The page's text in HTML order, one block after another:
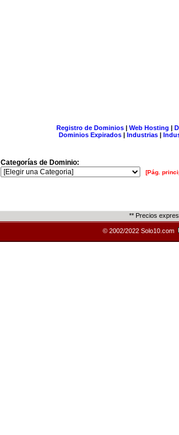
Registro de Dominios| Web Hosting |
Dominios Expirados | Industrias |
Categorías de Dominio:
[Pág.
** Precios
© 2002/2022 Solo10.com